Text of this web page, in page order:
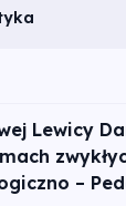
Lewicy
–